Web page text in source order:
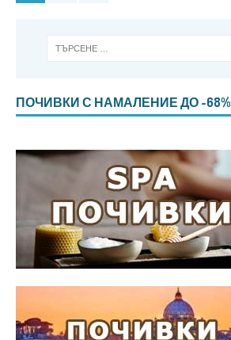
ПОЧИВКИ С НАМАЛЕНИЕ ДО -68%